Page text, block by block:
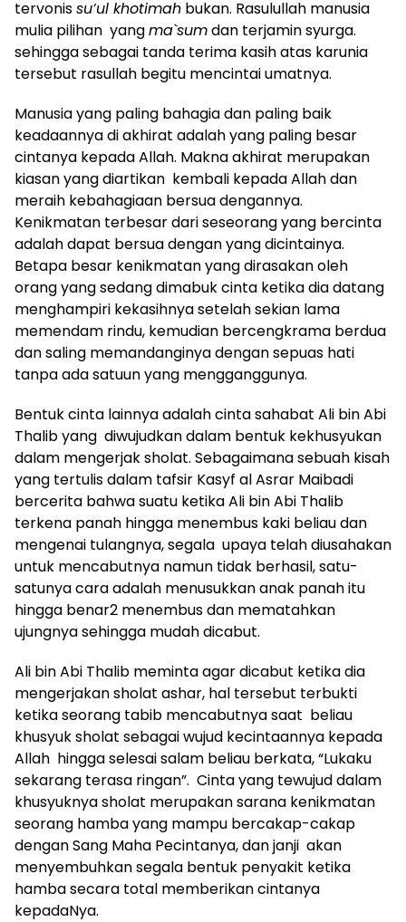
tervonissu’ul khotimah bukan. Rasulullah manusia
mulia pilihan yangma`sumdan terjamin syurga.
sehingga sebagai tanda terima kasih atas karunia
tersebut rasullah begitu mencintai umatnya.
Manusia yang paling bahagia dan paling baik
keadaannya di akhirat adalah yang paling besar
cintanya kepada Allah. Makna akhirat merupakan
kiasan yang diartikan kembali kepada Allah dan
meraih kebahagiaan bersua dengannya.
Kenikmatan terbesar dari seseorang yang bercinta
adalah dapat bersua dengan yang dicintainya.
Betapa besar kenikmatan yang dirasakan oleh
orang yang sedang dimabuk cinta ketika dia datang
menghampiri kekasihnya setelah sekian lama
memendam rindu, kemudian bercengkrama berdua
dan saling memandanginya dengan sepuas hati
tanpa ada satuun yang mengganggunya.
Bentuk cinta lainnya adalah cinta sahabat Ali bin Abi
Thalib yang diwujudkan dalam bentuk kekhusyukan
dalam mengerjak sholat. Sebagaimana sebuah kisah
yang tertulis dalam tafsir Kasyf al Asrar Maibadi
bercerita bahwa suatu ketika Ali bin Abi Thalib
terkena panah hingga menembus kaki beliau dan
mengenai tulangnya, segala upaya telah diusahakan
untuk mencabutnya namun tidak berhasil, satu-
satunya cara adalah menusukkan anak panah itu
hingga benar2 menembus dan mematahkan
ujungnya sehingga mudah dicabut.
Ali bin Abi Thalib meminta agar dicabut ketika dia
mengerjakan sholat ashar, hal tersebut terbukti
ketika seorang tabib mencabutnya saat beliau
khusyuk sholat sebagai wujud kecintaannya kepada
Allah hingga selesai salam beliau berkata, “Lukaku
sekarang terasa ringan”. Cinta yang tewujud dalam
khusyuknya sholat merupakan sarana kenikmatan
seorang hamba yang mampu bercakap-cakap
dengan Sang Maha Pecintanya, dan janji akan
menyembuhkan segala bentuk penyakit ketika
hamba secara total memberikan cintanya
kepadaNya.